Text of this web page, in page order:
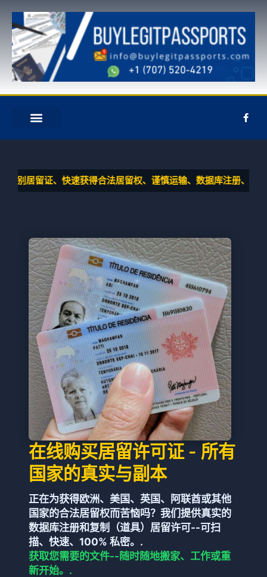
F
a
e
f
证、快速获得合法居留权、谨慎运输、数据库注册、无需背景
在线购买居留许可证 - 所有
国家的真实与副本
正在为获得欧洲、美国、英国、阿联酋或其他
国家的合法居留权而苦恼吗？我们提供真实的
数据库注册和复制（道具）居留许可--可扫
描、快速、100% 私密。.
获取您需要的文件--随时随地搬家、工作或重
新开始。.